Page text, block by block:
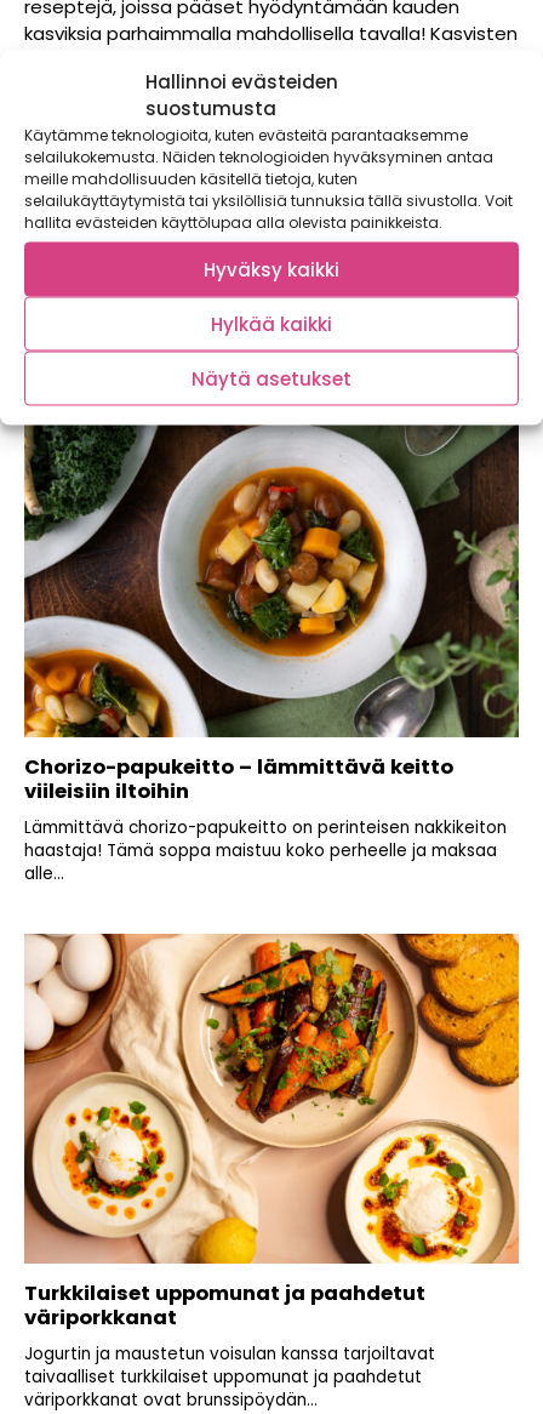
Hallinnoi evästeiden
suostumusta
Käytämme teknologioita, kuten evästeitä parantaaksemme
selailukokemusta. Näiden teknologioiden hyväksyminen antaa
meille mahdollisuuden käsitellä tietoja, kuten
selailukäyttäytymistä tai yksilöllisiä tunnuksia tällä sivustolla. Voit
hallita evästeiden käyttölupaa alla olevista painikkeista.
Hyväksy kaikki
Hylkää kaikki
Näytä asetukset
reseptejä, joissa pääset hyödyntämään kauden
kasviksia parhaimmalla mahdollisella tavalla! Kasvisten
Suomen järvien ruokakaloista, villiyrteistä ja sienistä.
täältä!
Pysy linjoilla myös Satokausikalenterin some-
kanavissa @satokausikalenteri, jossa jaamme
runsaasti reseptejä ja tietoa Satokausi- kasviksista.
Lue myös nämä:
Chorizo-papukeitto – lämmittävä keitto
viileisiin iltoihin
Lämmittävä chorizo-papukeitto on perinteisen nakkikeiton
haastaja! Tämä soppa maistuu koko perheelle ja maksaa
alle...
Turkkilaiset uppomunat ja paahdetut
väriporkkanat
Jogurtin ja maustetun voisulan kanssa tarjoiltavat
taivaalliset turkkilaiset uppomunat ja paahdetut
väriporkkanat ovat brunssipöydän...